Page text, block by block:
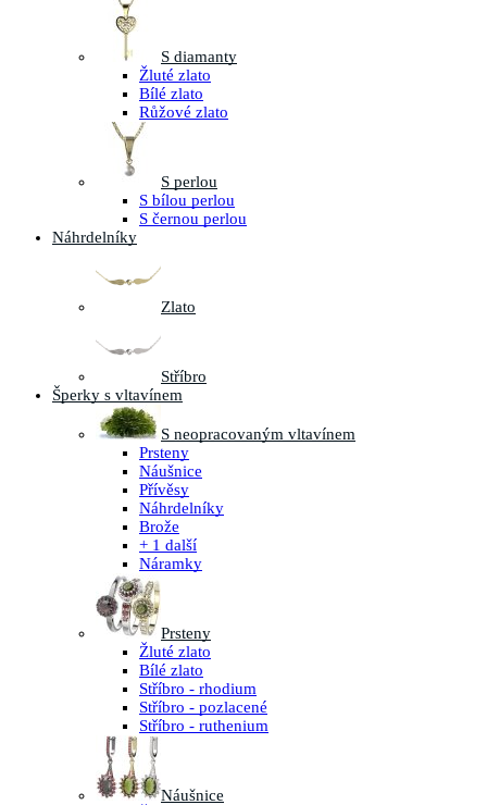
S diamanty
Žluté zlato
Bílé zlato
Růžové zlato
S perlou
S bílou perlou
S černou perlou
Náhrdelníky
Zlato
Stříbro
Šperky s vltavínem
S neopracovaným vltavínem
Prsteny
Náušnice
Přívěsy
Náhrdelníky
Brože
+ 1 další
Náramky
Prsteny
Žluté zlato
Bílé zlato
Stříbro - rhodium
Stříbro - pozlacené
Stříbro - ruthenium
Náušnice